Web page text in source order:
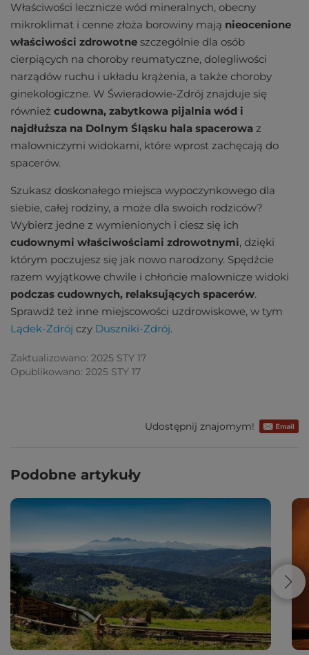
Właściwości lecznicze wód mineralnych, obecny
mikroklimat i cenne złoża borowiny mają nieocenione
właściwości zdrowotne szczególnie dla osób
cierpiących na choroby reumatyczne, dolegliwości
narządów ruchu i układu krążenia, a także choroby
ginekologiczne. W Świeradowie-Zdrój znajduje się
również cudowna, zabytkowa pijalnia wód i
najdłuższa na Dolnym Śląsku hala spacerowa z
malowniczymi widokami, które wprost zachęcają do
spacerów.
Szukasz doskonałego miejsca wypoczynkowego dla
siebie, całej rodziny, a może dla swoich rodziców?
Wybierz jedne z wymienionych i ciesz się ich
cudownymi właściwościami zdrowotnymi, dzięki
którym poczujesz się jak nowo narodzony. Spędźcie
razem wyjątkowe chwile i chłońcie malownicze widoki
podczas cudownych, relaksujących spacerów.
Sprawdź też inne miejscowości uzdrowiskowe, w tym
Lądek-Zdrój czy Duszniki-Zdrój.
Zaktualizowano: 2025 STY 17
Opublikowano: 2025 STY 17
Udostępnij znajomym!
Podobne artykuły